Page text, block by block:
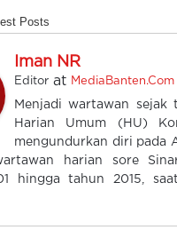
Posts
Iman NR
Editor at MediaBanten.Com
Menjadi wartawan sejak
Harian Umum (HU)
mengundurkan diri pada
harian sore
hingga tahun 2015,